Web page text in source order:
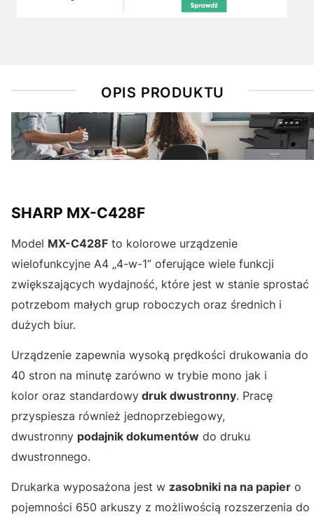
OPIS PRODUKTU
SHARP MX-C428F
Model MX-C428F to kolorowe urządzenie
wielofunkcyjne A4 „4-w-1” oferujące wiele funkcji
zwiększających wydajność, które jest w stanie sprostać
potrzebom małych grup roboczych oraz średnich i
dużych biur.
Urządzenie zapewnia wysoką prędkości drukowania do
40 stron na minutę zarówno w trybie mono jak i
kolor oraz standardowy druk dwustronny. Pracę
przyspiesza również jednoprzebiegowy,
dwustronny podajnik dokumentów do druku
dwustronnego.
Drukarka wyposażona jest w zasobniki na na papier o
pojemności 650 arkuszy z możliwością rozszerzenia do